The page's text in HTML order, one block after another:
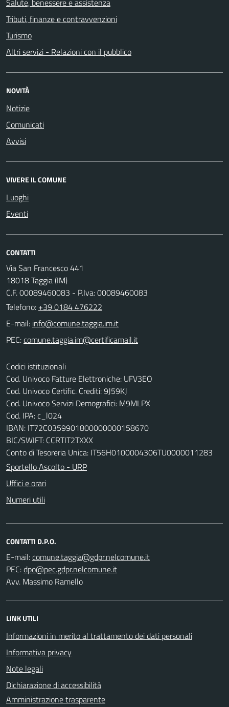
Tributi, finanze e contravvenzioni
Turismo
Altri servizi - Relazioni con il pubblico
NOVITÀ
Notizie
Comunicati
Avvisi
VIVERE IL COMUNE
Luoghi
Eventi
CONTATTI
Via San Francesco 441
18018 Taggia (IM)
C.F. 00089460083 - P.Iva: 00089460083
Telefono: +39 0184 476222
E-mail:
PEC:
Codici istituzionali
Cod. Univoco Fatture Elettroniche: UFV3EO
Cod. Univoco Certific. Crediti: 9J59KJ
Cod. Univoco Servizi Demografici: M9MLPX
Cod. IPA: c_l024
IBAN: IT72C0359901800000000158670
BIC/SWIFT: CCRTIT2TXXX
Conto di Tesoreria Unica: IT56H0100004306TU0000011283
Sportello Ascolto - URP
Uffici e orari
Numeri utili
CONTATTI D.P.O.
E-mail:
PEC:
Avv. Massimo Ramello
LINK UTILI
Informazioni in merito al trattamento dei dati personali
Informativa privacy
Note legali
Dichiarazione di accessibilità
Amministrazione trasparente